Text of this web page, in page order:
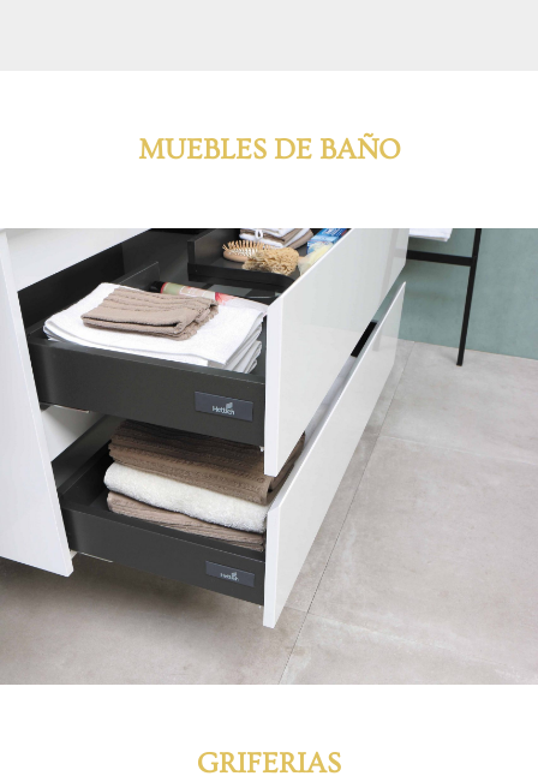
MUEBLES DE BAÑO
GRIFERIAS